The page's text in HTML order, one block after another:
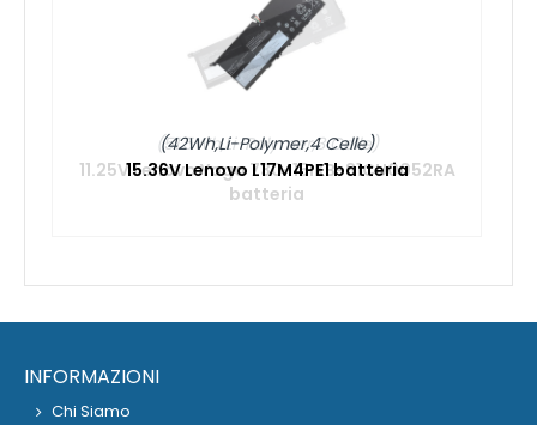
(42Wh,Li-Polymer,4 Celle)
15.36V Lenovo L17M4PE1 batteria
INFORMAZIONI
Chi Siamo